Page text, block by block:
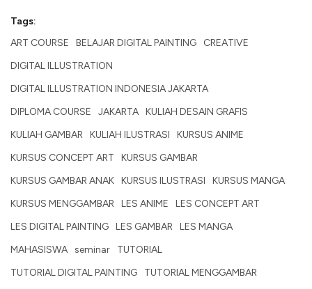
Tags:
ART COURSE
BELAJAR DIGITAL PAINTING
CREATIVE
DIGITAL ILLUSTRATION
DIGITAL ILLUSTRATION INDONESIA JAKARTA
DIPLOMA COURSE
JAKARTA KULIAH DESAIN GRAFIS
KULIAH GAMBAR
KULIAH ILUSTRASI
KURSUS ANIME
KURSUS CONCEPT ART
KURSUS GAMBAR
KURSUS GAMBAR ANAK KURSUS ILUSTRASI
KURSUS MANGA
KURSUS MENGGAMBAR
LES ANIME
LES CONCEPT ART
LES DIGITAL PAINTING LES GAMBAR
LES MANGA
MAHASISWA seminar
TUTORIAL
TUTORIAL DIGITAL PAINTING
TUTORIAL MENGGAMBAR